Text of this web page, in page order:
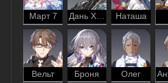
Март 7 Дань Хэн Наташа
Вельт Броня Олег